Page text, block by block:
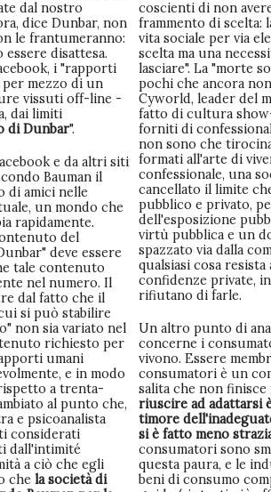
dal nostro
dice Dunbar, non
le frantumeranno:
disattesa.
i "rapporti
mezzo di un
vissuti off-line -
dai limiti
di Dunbar".
e da altri siti
Bauman il
di amici nelle
un mondo che
rapidamente.
del
deve essere
tale contenuto
nel numero. Il
dal fatto che il
si può stabilire
non sia variato nel
richiesto per
umani
e in modo
a trenta-
al punto che,
e psicoanalista
considerati
dall'intimité
a ciò che egli
che la società di
coscienti di non
frammento di scelta:
vita sociale per via
scelta ma una
lasciare". La "morte
pochi che ancora
Cyworld, leader del
fatto di cultura
forniti di
non sono che
formati all'arte di
confessionale, una
cancellato il limite
pubblico e privato,
dell'esposizione
virtù pubblica e un
spazzato via dalla
qualsiasi cosa
confidenze private,
rifiutano di farle.
Un altro punto di
concerne i
vivono. Essere
consumatori è un
salita che non finisce
riuscire ad adattarsi
timore
si è fatto meno
consumatori sono
questa paura, e le
beni di consumo